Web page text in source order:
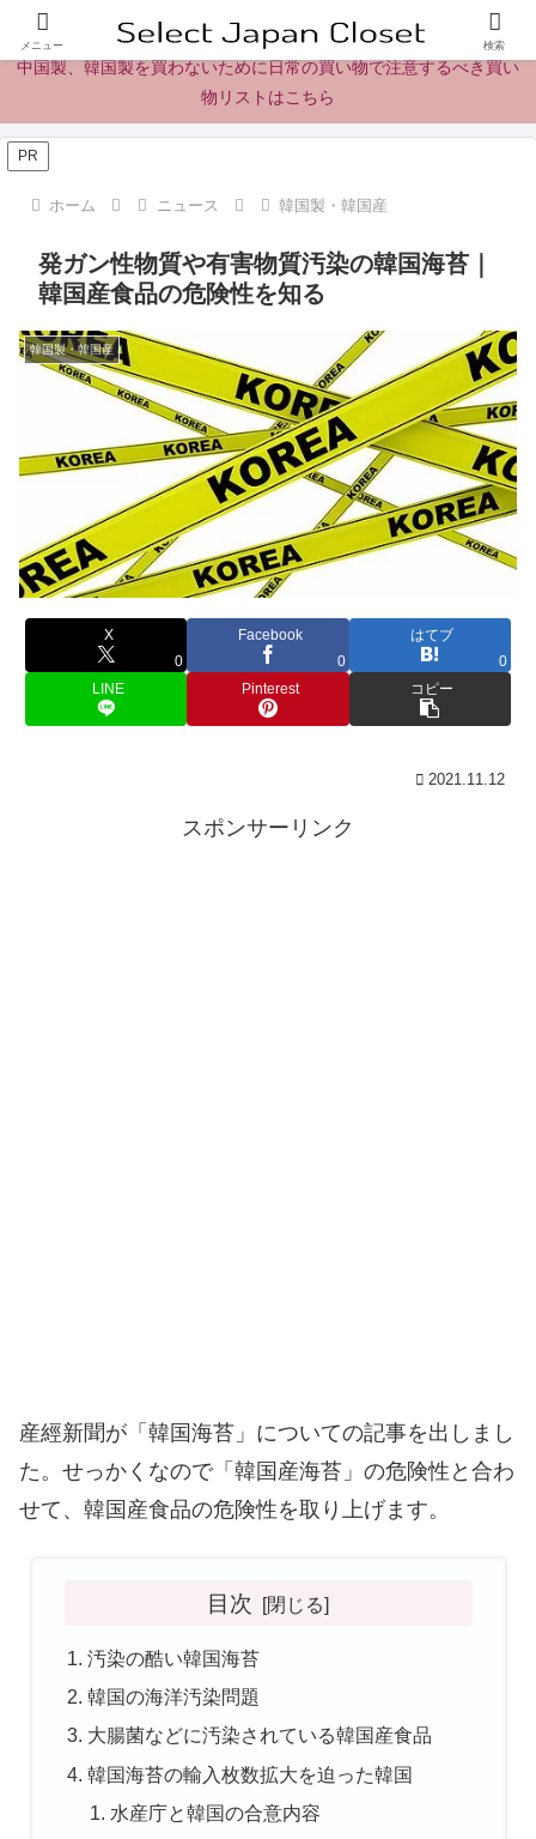
日本製の商品、製品、食品レビューとニュース
中国製、韓国製を買わないために日常の買い物で注意するべき買い
物リストはこちら
PR
ホーム ニュース 韓国製・韓国産
発ガン性物質や有害物質汚染の韓国海苔｜
韓国産食品の危険性を知る
韓国製・韓国産
X
0
Facebook
0
はてブ
0
LINE
Pinterest コピー
2021.11.12
スポンサーリンク
産經新聞が「韓国海苔」についての記事を出しまし
た。せっかくなので「韓国産海苔」の危険性と合わ
せて、韓国産食品の危険性を取り上げます。
目次
汚染の酷い韓国海苔
韓国の海洋汚染問題
大腸菌などに汚染されている韓国産食品
韓国海苔の輸入枚数拡大を迫った韓国
水産庁と韓国の合意内容
メニュー 検索